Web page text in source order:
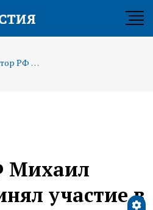
Сенатор РФ Михаил Борщев принял участие в обсуждении вопросов газификации
Михаил
участие в